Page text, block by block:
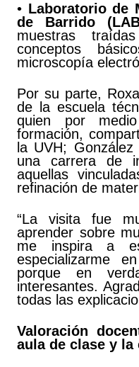
• Laboratorio de
de Barrido
muestras
conceptos
microscopía
Por su parte,
de la escuela
quien por
formación,
la UVH;
una carrera de
aquellas
refinación de
“La visita fue
aprender sobre
me inspira a
especializarme
porque en
interesantes.
todas las
Valoración
aula de clase y la